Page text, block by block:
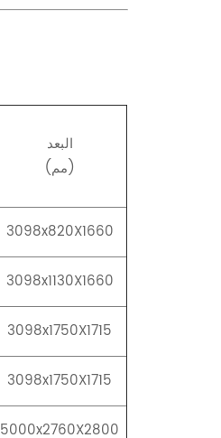
البعد
(مم)
3098x820X1660
3098x1130X1660
3098x1750X1715
3098x1750X1715
5000x2760X2800